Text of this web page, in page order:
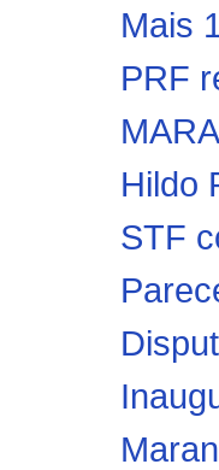
Mais
PRF
Hildo
STF